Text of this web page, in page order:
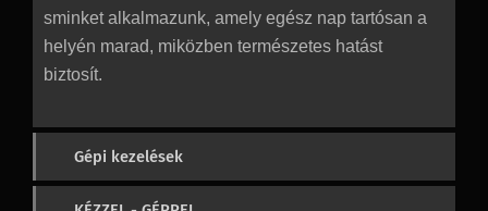
Gépi kezelések
sminket alkalmazunk, amely egész nap tartósan a
helyén marad, miközben természetes hatást
biztosít.